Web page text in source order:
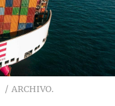
ARCHIVO.